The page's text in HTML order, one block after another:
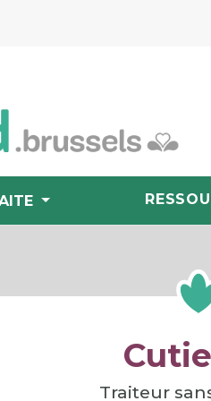
Traiteur